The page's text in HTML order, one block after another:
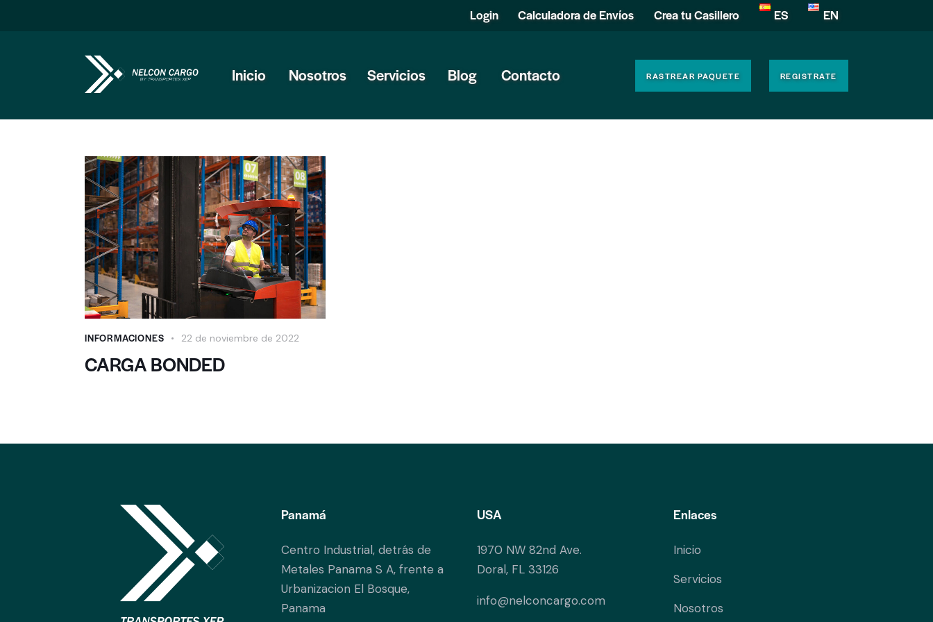
Login Calculadora de Envíos Crea tu Casillero ES EN
Inicio Nosotros Servicios Blog Contacto RASTREAR PAQUETE REGISTRATE
INFORMACIONES 22 de noviembre de 2022
CARGA BONDED
Panamá
Centro Industrial, detrás de
Metales Panama S A, frente a
Urbanizacion El Bosque,
Panama
USA
1970 NW 82nd Ave.
Doral, FL 33126
info@nelconcargo.com
Enlaces
Inicio
Servicios
Nosotros